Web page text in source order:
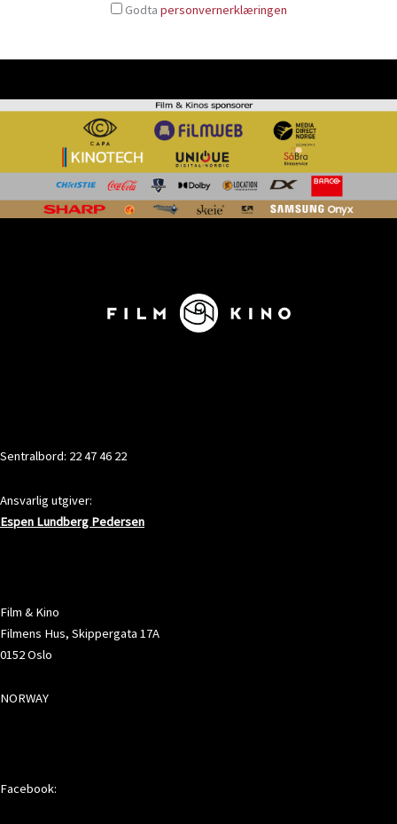
Godta personvernerklæringen
Sentralbord: 22 47 46 22
Ansvarlig utgiver:
Espen Lundberg Pedersen
Film & Kino
Filmens Hus, Skippergata 17A
0152 Oslo
NORWAY
Facebook: